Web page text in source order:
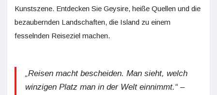
Kunstszene. Entdecken Sie Geysire, heiße Quellen und die
bezaubernden Landschaften, die Island zu einem
fesselnden Reiseziel machen.
„Reisen macht bescheiden. Man sieht, welch
winzigen Platz man in der Welt einnimmt.“ –